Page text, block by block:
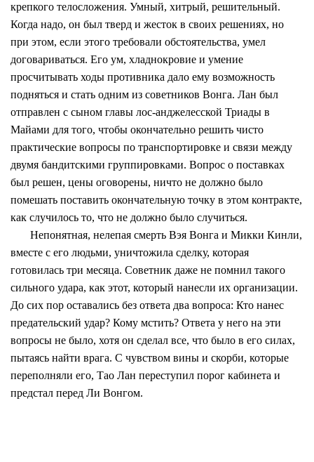
крепкого телосложения. Умный, хитрый, решительный.
Когда надо, он был тверд и жесток в своих решениях, но
при этом, если этого требовали обстоятельства, умел
договариваться. Его ум, хладнокровие и умение
просчитывать ходы противника дало ему возможность
подняться и стать одним из советников Вонга. Лан был
отправлен с сыном главы лос-анджелесской Триады в
Майами для того, чтобы окончательно решить чисто
практические вопросы по транспортировке и связи между
двумя бандитскими группировками. Вопрос о поставках
был решен, цены оговорены, ничто не должно было
помешать поставить окончательную точку в этом контракте,
как случилось то, что не должно было случиться.
Непонятная, нелепая смерть Вэя Вонга и Микки Кинли,
вместе с его людьми, уничтожила сделку, которая
готовилась три месяца. Советник даже не помнил такого
сильного удара, как этот, который нанесли их организации.
До сих пор оставались без ответа два вопроса: Кто нанес
предательский удар? Кому мстить? Ответа у него на эти
вопросы не было, хотя он сделал все, что было в его силах,
пытаясь найти врага. С чувством вины и скорби, которые
переполняли его, Тао Лан переступил порог кабинета и
предстал перед Ли Вонгом.